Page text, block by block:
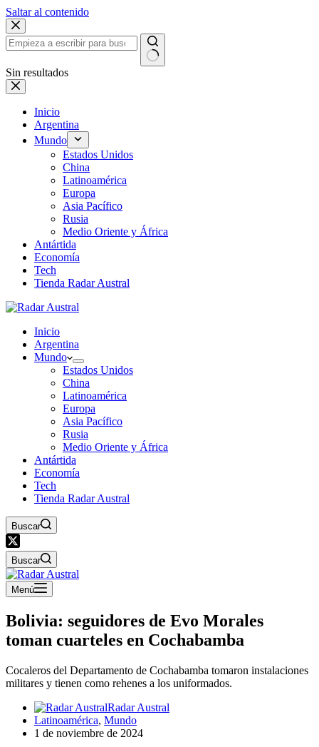
Saltar al contenido
Sin resultados
Inicio
Argentina
Mundo
Estados Unidos
China
Latinoamérica
Europa
Asia Pacífico
Rusia
Medio Oriente y África
Antártida
Economía
Tech
Tienda Radar Austral
Inicio
Argentina
Mundo
Estados Unidos
China
Latinoamérica
Europa
Asia Pacífico
Rusia
Medio Oriente y África
Antártida
Economía
Tech
Tienda Radar Austral
Buscar
Buscar
Menú
Bolivia: seguidores de Evo Morales
toman cuarteles en Cochabamba
Cocaleros del Departamento de Cochabamba tomaron instalaciones
militares y tienen como rehenes a los uniformados.
Radar Austral
Latinoamérica, Mundo
1 de noviembre de 2024